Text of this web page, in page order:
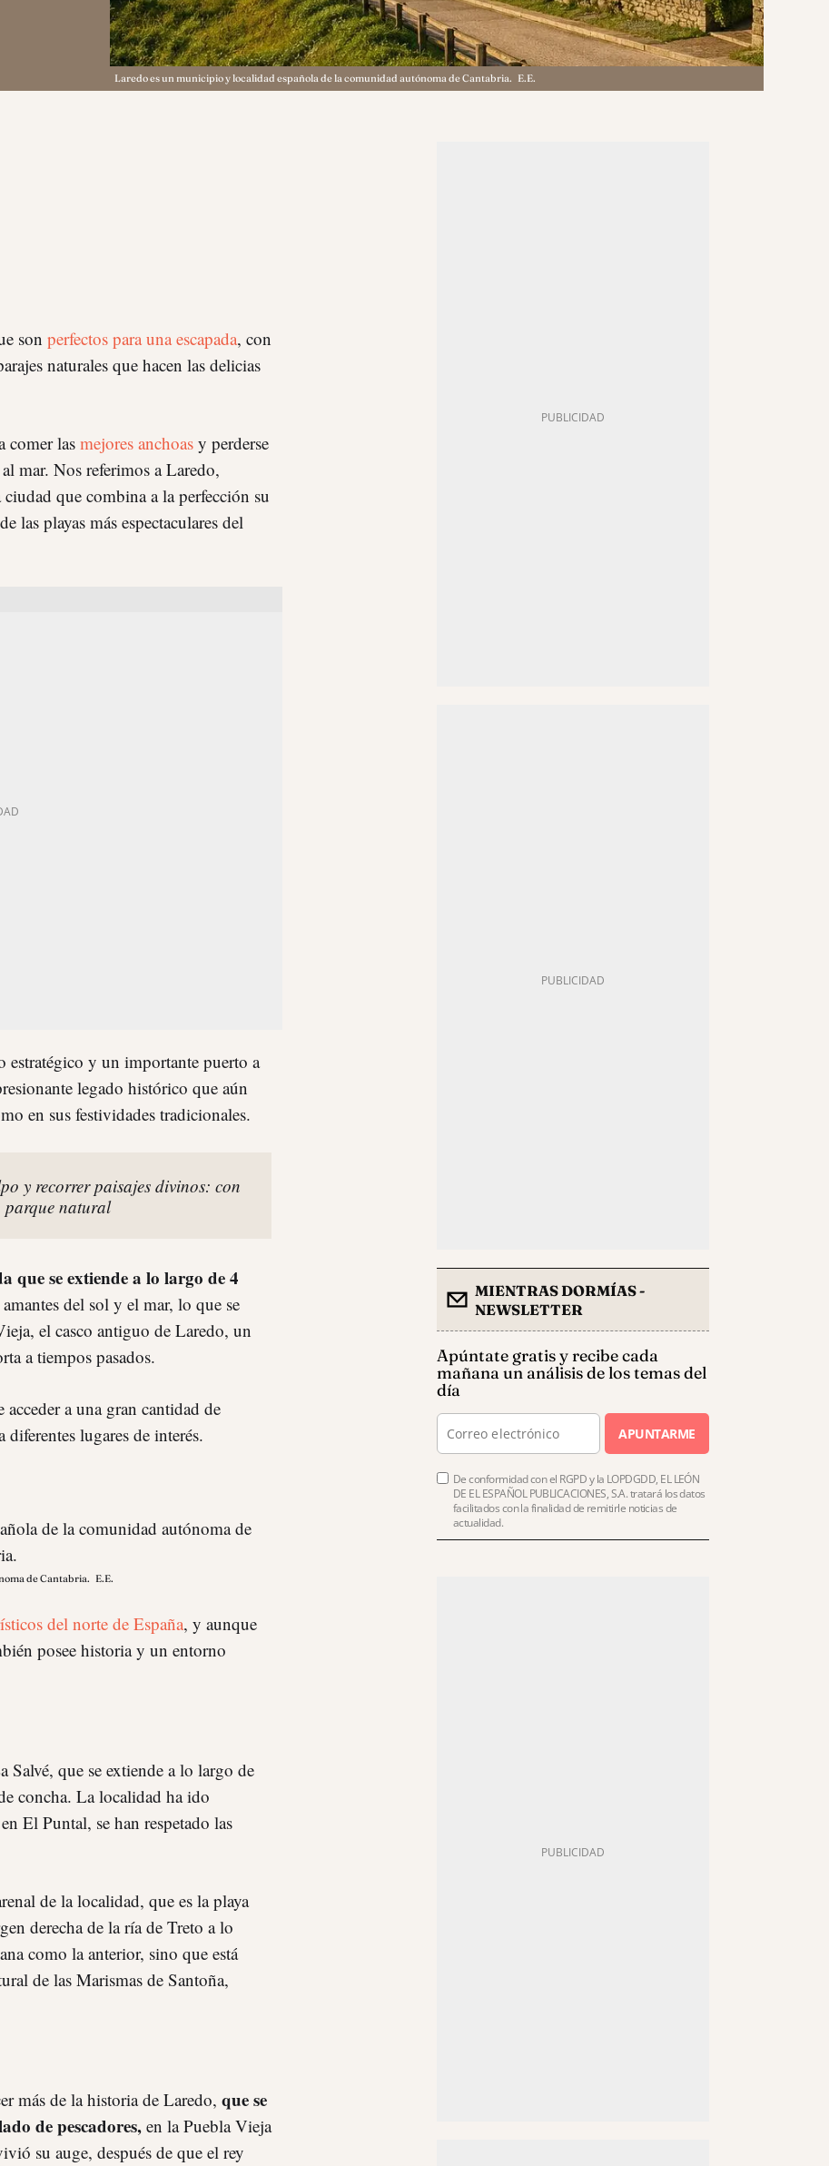
Laredo es un municipio y localidad española de la comunidad autónoma de Cantabria. E.E.
son perfectos para una escapada, con
naturales que hacen las delicias
comer las mejores anchoas y perderse
mar. Nos referimos a Laredo,
que combina a la perfección su
las playas más espectaculares del
y un importante puerto a
legado histórico que aún
en sus festividades tradicionales.
y recorrer paisajes divinos: con
parque natural
que se extiende a lo largo de 4
del sol y el mar, lo que se
el casco antiguo de Laredo, un
a tiempos pasados.
a una gran cantidad de
lugares de interés.
de Cantabria. E.E.
del norte de España, y aunque
posee historia y un entorno
Salvé, que se extiende a lo largo de
concha. La localidad ha ido
El Puntal, se han respetado las
de la localidad, que es la playa
derecha de la ría de Treto a lo
como la anterior, sino que está
de las Marismas de Santoña,
más de la historia de Laredo, que se
de pescadores, en la Puebla Vieja
su auge, después de que el rey
MIENTRAS DORMÍAS -
NEWSLETTER
Apúntate gratis y recibe cada
mañana un análisis de los temas del
día
APUNTARME
De conformidad con el RGPD y la LOPDGDD, EL LEÓN
DE EL ESPAÑOL PUBLICACIONES, S.A. tratará los datos
facilitados con la finalidad de remitirle noticias de
actualidad.